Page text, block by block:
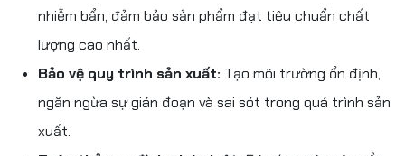
nhiễm bẩn, đảm bảo sản phẩm đạt tiêu chuẩn chất
lượng cao nhất.
Bảo vệ quy trình sản xuất: Tạo môi trường ổn định,
ngăn ngừa sự gián đoạn và sai sót trong quá trình sản
xuất.